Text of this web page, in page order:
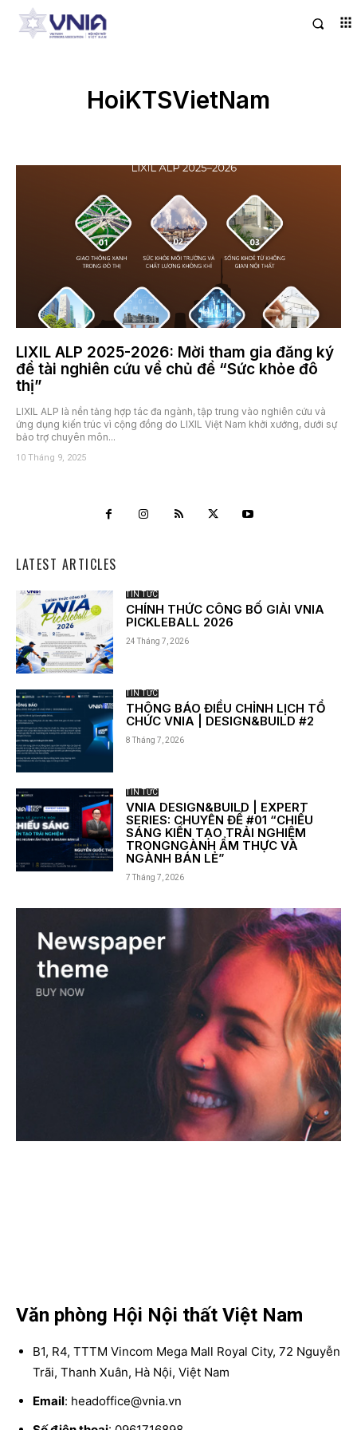
HoiKTSVietNam
LIXIL ALP 2025-2026: Mời tham gia đăng ký
đề tài nghiên cứu về chủ đề “Sức khỏe đô
thị”
LIXIL ALP là nền tảng hợp tác đa ngành, tập trung vào nghiên cứu và
ứng dụng kiến trúc vì cộng đồng do LIXIL Việt Nam khởi xướng, dưới sự
bảo trợ chuyên môn...
10 Tháng 9, 2025
LATEST ARTICLES
TIN TỨC
CHÍNH THỨC CÔNG BỐ GIẢI VNIA
PICKLEBALL 2026
24 Tháng 7, 2026
TIN TỨC
THÔNG BÁO ĐIỀU CHỈNH LỊCH TỔ
CHỨC VNIA | DESIGN&BUILD #2
8 Tháng 7, 2026
TIN TỨC
VNIA DESIGN&BUILD | EXPERT
SERIES: CHUYÊN ĐỀ #01 “CHIẾU
SÁNG KIẾN TẠO TRẢI NGHIỆM
TRONGNGÀNH ẨM THỰC VÀ
NGÀNH BÁN LẺ”
7 Tháng 7, 2026
Văn phòng Hội Nội thất Việt Nam
B1, R4, TTTM Vincom Mega Mall Royal City, 72 Nguyễn
Trãi, Thanh Xuân, Hà Nội, Việt Nam
Email: headoffice@vnia.vn